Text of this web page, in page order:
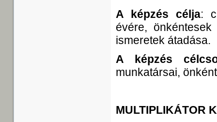
A képzés célja:
évére,
ismeretek átadása.
A képzés
munkatársai,
MULTIPLIKÁTOR